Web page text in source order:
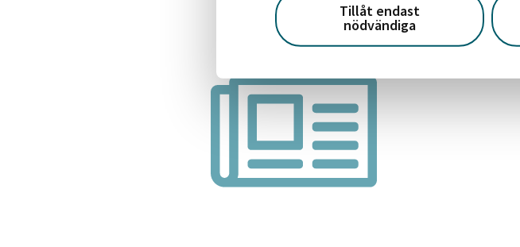
Tillåt endast
nödvändiga